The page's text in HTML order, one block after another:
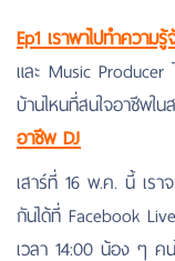
Ep1 เราพาไปทำความ
และ Music Producer
บ้านไหนที่สนใจอาชีพใ
อาชีพ DJ
เสาร์ที่ 16 พ.ค. นี้ เรา
กันได้ที่ Facebook
เวลา 14:00 น้อง ๆ ค